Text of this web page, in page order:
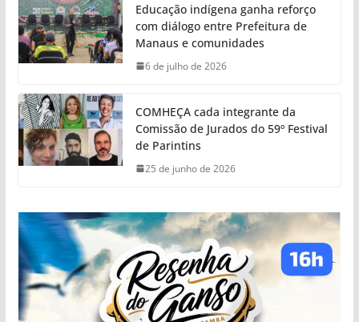
Educação indígena ganha reforço
com diálogo entre Prefeitura de
Manaus e comunidades
6 de julho de 2026
COMHEÇA cada integrante da
Comissão de Jurados do 59º Festival
de Parintins
25 de junho de 2026